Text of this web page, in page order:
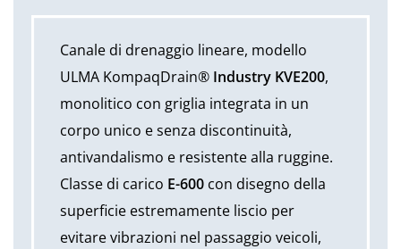
Canale di drenaggio lineare, modello
ULMA KompaqDrain® Industry KVE200,
monolitico con griglia integrata in un
corpo unico e senza discontinuità,
antivandalismo e resistente alla ruggine.
Classe di carico E-600 con disegno della
superficie estremamente liscio per
evitare vibrazioni nel passaggio veicoli,